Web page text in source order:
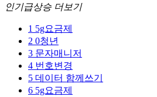
인기급상승 더보기
1 5g요금제
2 0청년
3 문자매니저
4 번호변경
5 데이터 함께쓰기
6 5g요금제